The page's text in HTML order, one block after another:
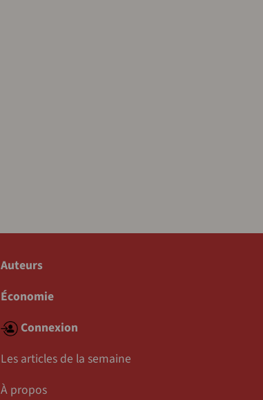
Auteurs
Économie
Connexion
Les articles de la semaine
À propos